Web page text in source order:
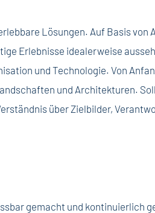
Lösungen. Auf Basis von
Erlebnisse idealerweise
und Technologie. Von
und Architekturen.
über Zielbilder,
gemacht und kontinuierlich